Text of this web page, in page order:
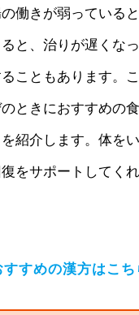
働きが弱っている
と、治りが遅くな
こともあります。こ
ときにおすすめの
紹介します。体を
をサポートしてく
すすめの漢方はこち